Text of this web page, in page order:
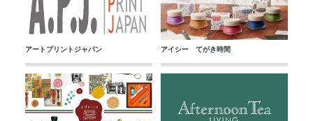
アートプリントジャパン アイシー てがき時間